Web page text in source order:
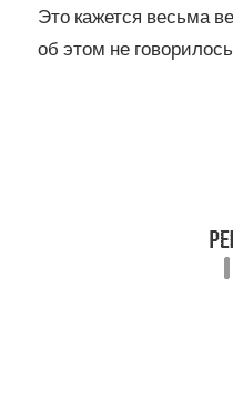
Это кажется весьма
об этом не